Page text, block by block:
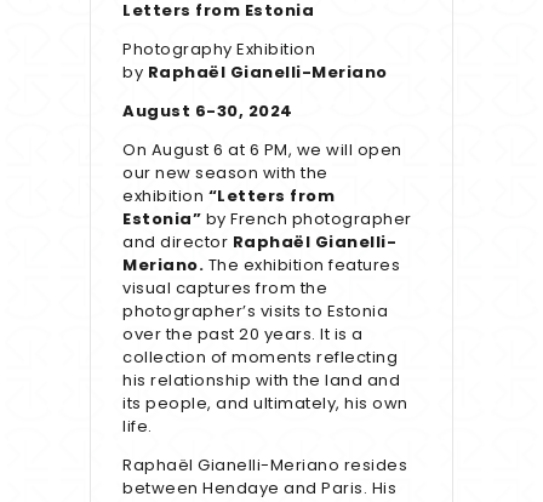
Letters from Estonia
Photography Exhibition
by Raphaël Gianelli-Meriano
August 6-30, 2024
On August 6 at 6 PM, we will open
our new season with the
exhibition “Letters from
Estonia” by French photographer
and director Raphaël Gianelli-
Meriano. The exhibition features
visual captures from the
photographer’s visits to Estonia
over the past 20 years. It is a
collection of moments reflecting
his relationship with the land and
its people, and ultimately, his own
life.
Raphaël Gianelli-Meriano resides
between Hendaye and Paris. His